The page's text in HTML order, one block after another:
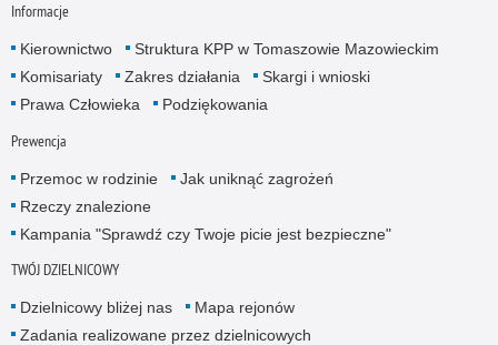
Informacje
Kierownictwo
Struktura KPP w Tomaszowie Mazowieckim
Komisariaty
Zakres działania
Skargi i wnioski
Prawa Człowieka
Podziękowania
Prewencja
Przemoc w rodzinie
Jak uniknąć zagrożeń
Rzeczy znalezione
Kampania "Sprawdź czy Twoje picie jest bezpieczne"
TWÓJ DZIELNICOWY
Dzielnicowy bliżej nas
Mapa rejonów
Zadania realizowane przez dzielnicowych